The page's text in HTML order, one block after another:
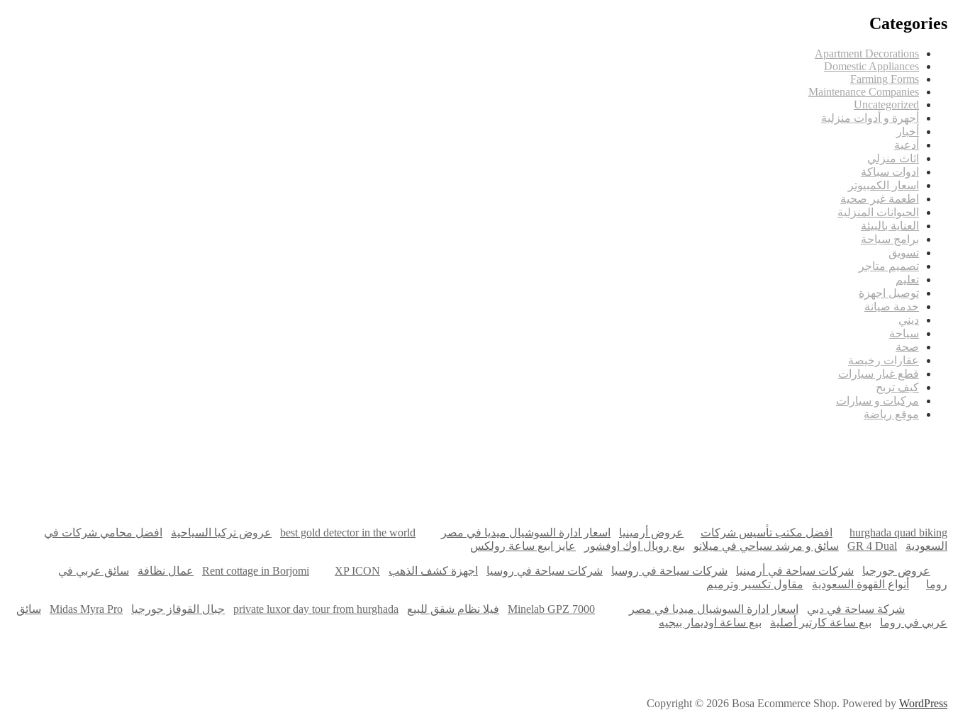
Categories
Apartment Decorations
Domestic Appliances
Farming Forms
Maintenance Companies
Uncategorized
أجهرة و أدوات منزلية
أخبار
أدعية
اثاث منزلي
ادوات سباكة
اسعار الكمبيوتر
اطعمة غير صحية
الحيوانات المنزلية
العناية بالبيئة
برامج سياحة
تسويق
تصميم متاجر
تعليم
توصيل اجهزة
خدمة صيانة
ديني
سياحة
صحة
عقارات رخيصة
قطع غيار سيارات
كيف تربح
مركبات و سيارات
موقع رياضة
hurghada quad biking افضل مكتب تأسيس شركات عروض أرمينيا اسعار ادارة السوشيال ميديا في مصر best gold detector in the world عروض تركيا السياحية
افضل محامي شركات في
السعودية
GR 4 Dual سائق و مرشد سياحي في ميلانو بيع رويال اوك اوفشور عايز ابيع ساعة رولكس
عروض جورجيا شركات سياحة في أرمينيا شركات سياحة في روسيا شركات سياحة في روسيا اجهزة كشف الذهب Rent cottage in Borjomi XP ICON عمال نظافة
سائق عربي في
روما
أنواع القهوة السعودية مقاول تكسير وترميم
شركة سياحة في دبي اسعار ادارة السوشيال ميديا في مصر Minelab GPZ 7000 فيلا نظام شقق للبيع private luxor day tour from hurghada جبال القوقاز جورجيا Midas Myra Pro
سائق
عربي في روما
بيع ساعة كارتير أصلية بيع ساعة اوديمار بيجيه
Copyright © 2026 Bosa Ecommerce Shop. Powered by WordPress